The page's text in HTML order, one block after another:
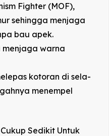
Fighter (MOF),
sehingga menjaga
bau apek.
menjaga warna
kotoran di sela-
menempel
Sedikit Untuk